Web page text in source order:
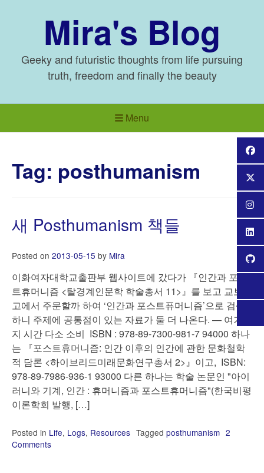
Mira's Blog
Geeky and futuristic thoughts from life pursuing
truth, freedom and finally the beauty
Menu
Tag: posthumanism
새 Posthumanism 책들
Posted on 2013-05-15 by Mira
이화여자대학교출판부 웹사이트에 갔다가 『인간과 포스
트휴머니즘 <탈경계인문학 학술총서 11>』를 보고 교보문
고에서 주문할까 하여 ‘인간과 포스트퓨머니즘’으로 검색
하니 주제에 공통점이 있는 자료가 둘 더 나온다. — 여기까
지 시간 다소 소비 ISBN : 978-89-7300-981-7 94000 하나
는 『포스트휴머니즘: 인간 이후의 인간에 관한 문화철학
적 담론 <하이브리드미래문화연구총서 2>』이고, ISBN:
978-89-7986-936-1 93000 다른 하나는 학술 논문인 "아이
러니와 기계, 인간 : 휴머니즘과 포스트휴머니즘"(한국비평
이론학회 발행, […]
Posted in Life, Logs, Resources Tagged posthumanism 2
Comments